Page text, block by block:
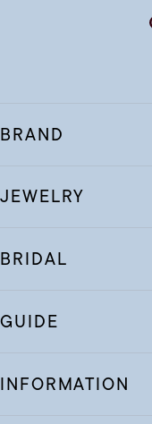
BRAND
JEWELRY
BRIDAL
GUIDE
INFORMATION